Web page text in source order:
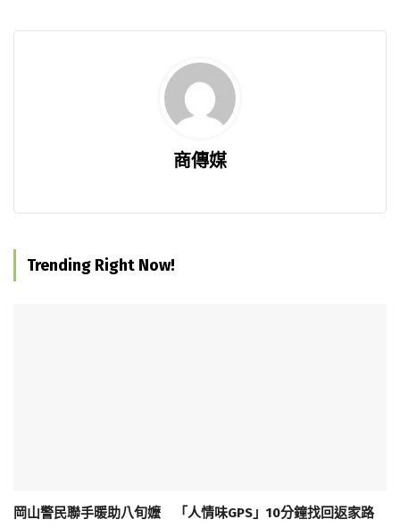
商傳媒
Trending Right Now!
岡山警民聯手暖助八旬嬤 「人情味GPS」10分鐘找回返家路